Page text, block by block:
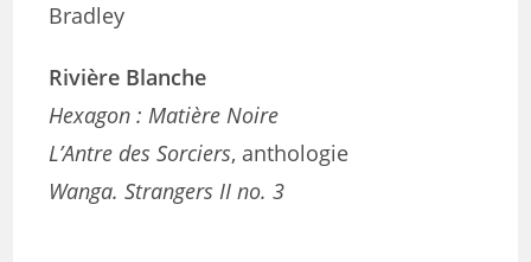
Bradley
Rivière Blanche
Hexagon : Matière Noire
L’Antre des Sorciers, anthologie
Wanga. Strangers II no. 3